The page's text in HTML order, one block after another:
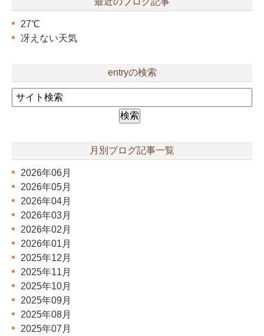
27℃
冴えない天気
entryの検索
月別ブログ記事一覧
2026年06月
2026年05月
2026年04月
2026年03月
2026年02月
2026年01月
2025年12月
2025年11月
2025年10月
2025年09月
2025年08月
2025年07月